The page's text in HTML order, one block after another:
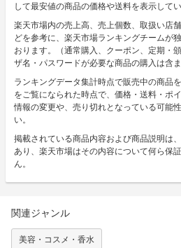
して最安値の商品の価格や送料を表示してい
楽天市場内の売上高、売上個数、取扱い店
どを参考に、楽天市場ランキングチームが
おります。（通常購入、クーポン、定期・
ザ名・パスワードが必要な商品の購入は含
ランキングデータ集計時点で販売中の商品
をご覧になられた時点で、価格・送料・ポ
情報の変更や、売り切れとなっている可能
い。
掲載されている商品内容および商品説明は
あり、楽天市場はその内容について何ら保
ん。
関連ジャンル
美容・コスメ・香水